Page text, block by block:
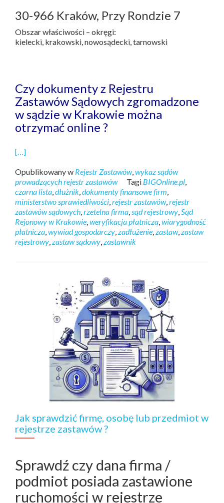
30-966 Kraków, Przy Rondzie 7
Obszar właściwości – okręgi:
kielecki, krakowski, nowosądecki, tarnowski
Czy dokumenty z Rejestru
Zastawów Sądowych zgromadzone
w sądzie w Krakowie można
otrzymać online ?
[…]
Opublikowany w Rejestr Zastawów,wykaz sądów
prowadzących rejestr zastawów
Tagi BIGOnline.pl,
czarna lista,dłużnik,dokumenty finansowe firm,
ministerstwo sprawiedliwości,rejestr zastawów,rejestr
zastawów sądowych,rzetelna firma,sąd rejestrowy,Sąd
Rejonowy w Krakowie,weryfikacja płatnicza,wiarygodność
płatnicza,wywiad gospodarczy,zadłużenie,zastaw,zastaw
rejestrowy,zastaw sądowy,zastawnik
Jak sprawdzić firmę, osobę lub przedmiot w
rejestrze zastawów ?
Sprawdź czy dana firma /
podmiot posiada zastawione
ruchomości w rejestrze